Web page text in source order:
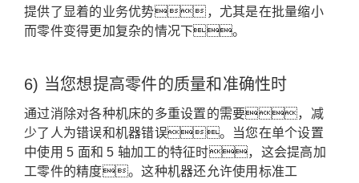
提供了显着的业务优势，尤其是在批量缩小
而零件变得更加复杂的情况下。
6) 当您想提高零件的质量和准确性时
通过消除对各种机床的多重设置的需要，减
少了人为错误和机器错误。
当您在单个设置
中使用 5 面和 5 轴加工的特征时，这会提高加
工零件的精度。这种机器还允许使用标准工